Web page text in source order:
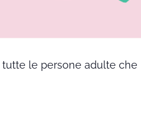
le persone adulte che